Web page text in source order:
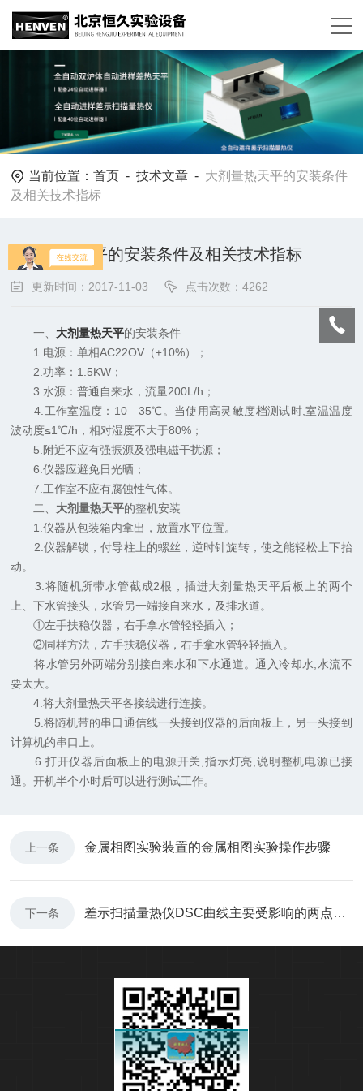
当前位置：首页 -技术文章 - 大剂量热天平的安装条件
及相关技术指标
大剂量热天平的安装条件及相关技术指标
更新时间：2017-11-03 点击次数：4262
一、 大剂量热天平的安装条件
1.电源：单相AC22OV（±10%）；
2.功率：1.5KW；
3.水源：普通自来水，流量200L/h；
4.工作室温度：10—35℃。当使用高灵敏度档测试时,室温温度
波动度≤1℃/h，相对湿度不大于80%；
5.附近不应有强振源及强电磁干扰源；
6.仪器应避免日光晒；
7.工作室不应有腐蚀性气体。
二、 大剂量热天平的整机安装
1.仪器从包装箱内拿出，放置水平位置。
2.仪器解锁，付导柱上的螺丝，逆时针旋转，使之能轻松上下抬
动。
3.将随机所带水管截成2根，插进大剂量热天平后板上的两个
上、下水管接头，水管另一端接自来水，及排水道。
①左手扶稳仪器，右手拿水管轻轻插入；
②同样方法，左手扶稳仪器，右手拿水管轻轻插入。
将水管另外两端分别接自来水和下水通道。通入冷却水,水流不
要太大。
4.将大剂量热天平各接线进行连接。
5.将随机带的串口通信线一头接到仪器的后面板上，另一头接到
计算机的串口上。
6.打开仪器后面板上的电源开关,指示灯亮,说明整机电源已接
通。开机半个小时后可以进行测试工作。
上一条 金属相图实验装置的金属相图实验操作步骤
下一条 差示扫描量热仪DSC曲线主要受影响的两点分析